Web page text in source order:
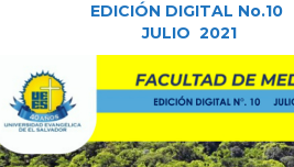
EDICIÓN DIGITAL No.10
JULIO 2021